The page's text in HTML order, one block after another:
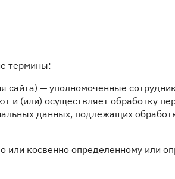
термины:
— уполномоченные
и (или) осуществляет обработку
данных, подлежащих
косвенно определенному или